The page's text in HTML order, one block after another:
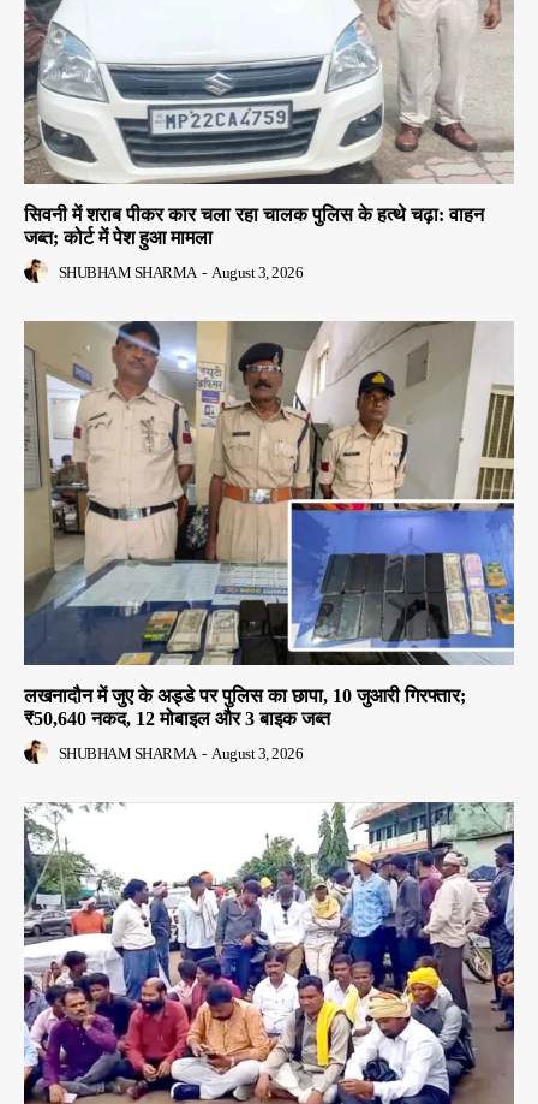
सिवनी में शराब पीकर कार चला रहा चालक पुलिस के हत्थे चढ़ा: वाहन
जब्त; कोर्ट में पेश हुआ मामला
SHUBHAM SHARMA - August 3, 2026
लखनादौन में जुए के अड्डे पर पुलिस का छापा, 10 जुआरी गिरफ्तार;
₹50,640 नकद, 12 मोबाइल और 3 बाइक जब्त
SHUBHAM SHARMA - August 3, 2026